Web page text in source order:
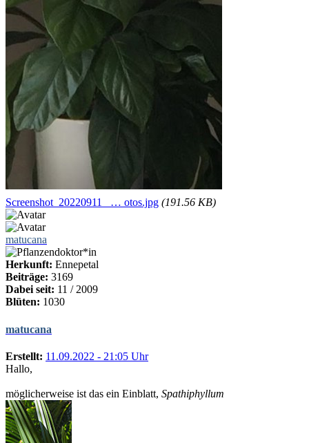
Screenshot_20220911_ … otos.jpg (191.56 KB)
matucana
Herkunft: Ennepetal
Beiträge: 3169
Dabei seit: 11 / 2009
Blüten: 1030
matucana
Erstellt: 11.09.2022 - 21:05 Uhr
Hallo,
möglicherweise ist das ein Einblatt, Spathiphyllum